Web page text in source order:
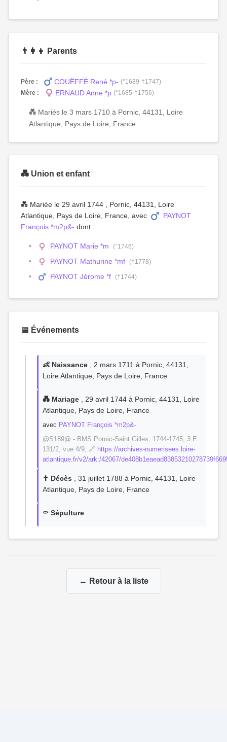
👨‍👩‍👧 Parents
Père : COUËFFÉ René *p- (°1689-†1747)
Mère :
ERNAUD Anne *p (°1685-†1756)
💑 Mariés le 3 mars 1710 à Pornic, 44131, Loire
Atlantique, Pays de Loire, France
💑 Union et enfant
💑 Mariée le 29 avril 1744 , Pornic, 44131, Loire
Atlantique, Pays de Loire, France, avec
PAYNOT
François *m2p&- dont :
PAYNOT Marie *m (°1746)
PAYNOT Mathurine *mf (†1778)
PAYNOT Jérome *f (†1744)
📅 Événements
👶 Naissance , 2 mars 1711 à Pornic, 44131,
Loire Atlantique, Pays de Loire, France
💑 Mariage , 29 avril 1744 à Pornic, 44131, Loire
Atlantique, Pays de Loire, France
avec PAYNOT François *m2p&-
@S189@ - BMS Pornic-Saint Gilles, 1744-1745, 3 E
131/2, vue 4/9, 🔗 https://archives-numerisees.loire-
atlantique.fr/v2/ark:/42067/
✝️ Décès , 31 juillet 1788 à Pornic, 44131, Loire
Atlantique, Pays de Loire, France
⚰️ Sépulture
← Retour à la liste